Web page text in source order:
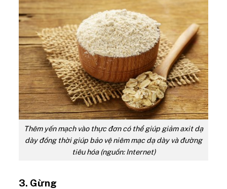
Thêm yến mạch vào thực đơn có thể giúp giảm axit dạ
dày đồng thời giúp bảo vệ niêm mạc dạ dày và đường
tiêu hóa (nguồn: Internet)
3. Gừng